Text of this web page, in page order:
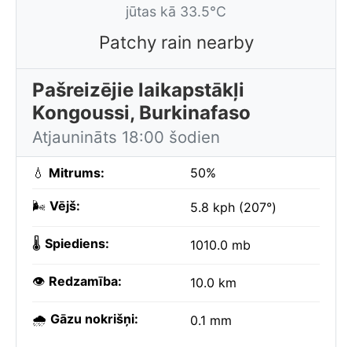
jūtas kā 33.5°C
Patchy rain nearby
Pašreizējie laikapstākļi
Kongoussi, Burkinafaso
Atjaunināts 18:00 šodien
💧 Mitrums: 50%
🌬️ Vējš: 5.8 kph (207°)
🌡️ Spiediens: 1010.0 mb
👁️ Redzamība: 10.0 km
🌧️ Gāzu nokrišņi: 0.1 mm